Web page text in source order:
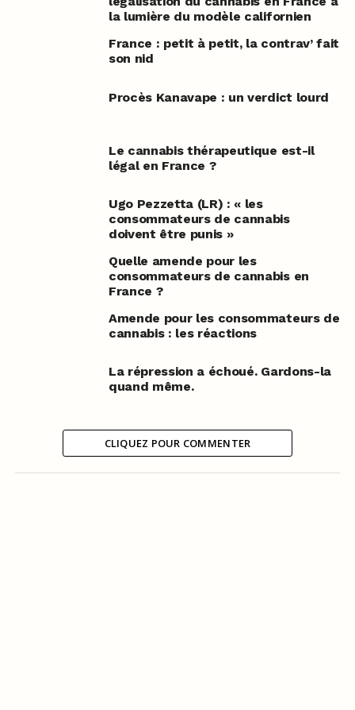
la lumière du modèle californien
France : petit à petit, la contrav’ fait
son nid
Procès Kanavape : un verdict lourd
Le cannabis thérapeutique est-il
légal en France ?
Ugo Pezzetta (LR) : « les
consommateurs de cannabis
doivent être punis »
Quelle amende pour les
consommateurs de cannabis en
France ?
Amende pour les consommateurs de
cannabis : les réactions
La répression a échoué. Gardons-la
quand même.
CLIQUEZ POUR COMMENTER